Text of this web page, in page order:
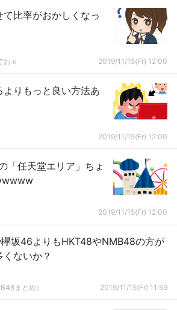
比率がおかしくなっ
おｋ 2019/11/15(Fr) 12:00
りもっと良い方法あ
2019/11/15(Fr) 12:00
「任天堂エリア」ちょ
2019/11/15(Fr) 12:00
欅坂46よりもHKT48やNMB48の方が
ないか？
まとめ） 2019/11/15(Fr) 11:59